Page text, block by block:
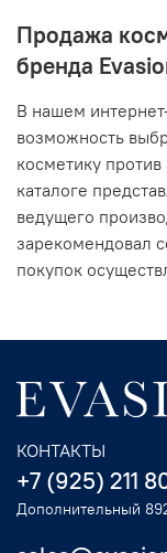
Продажа
бренда
В нашем
возможность
косметику
каталоге
ведущего
зарекомендовал
покупок
КОНТАКТЫ
+7 (925) 211
Дополнительный